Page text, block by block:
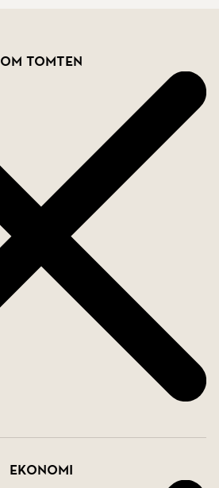
Om tomten
Ekonomi